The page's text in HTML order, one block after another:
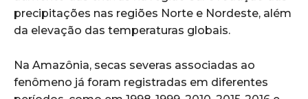
precipitações nas regiões Norte e Nordeste, além
da elevação das temperaturas globais.
Na Amazônia, secas severas associadas ao
fenômeno já foram registradas em diferentes